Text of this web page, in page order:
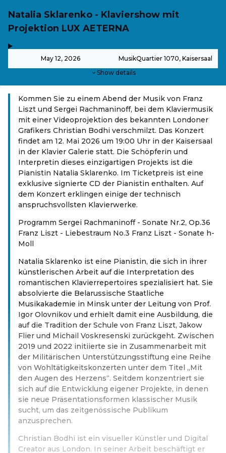
Natalia Sklarenko - Klaviershow mit
Projektion LUX AETERNA
May 12, 2026 MusikQuartier 1070, Kaisersaal
Show details
Kommen Sie zu einem Abend der Musik von Franz
Liszt und Sergei Rachmaninoff, bei dem Klaviermusik
mit einer Videoprojektion des bekannten Londoner
Grafikers Christian Bodhi verschmilzt. Das Konzert
findet am 12. Mai 2026 um 19:00 Uhr in der Kaisersaal
in der Klavier Galerie statt. Die Schöpferin und
Interpretin dieses einzigartigen Projekts ist die
Pianistin Natalia Sklarenko. Im Ticketpreis ist eine
exklusive signierte CD der Pianistin enthalten. Auf
dem Konzert erklingen einige der technisch
anspruchsvollsten Klavierwerke.
Programm Sergei Rachmaninoff - Sonate Nr.2, Op.36
Franz Liszt - Liebestraum No.3 Franz Liszt - Sonate h-
Moll
Natalia Sklarenko ist eine Pianistin, die sich in ihrer
künstlerischen Arbeit auf die Interpretation des
romantischen Klavierrepertoires spezialisiert hat. Sie
absolvierte die Belarussische Staatliche
Musikakademie in Minsk unter der Leitung von Prof.
Igor Olovnikov und erhielt damit eine Ausbildung, die
auf die Tradition der Schule von Franz Liszt, Jakow
Flier und Michail Voskresenski zurückgeht. Zwischen
2019 und 2022 initiierte sie in Zusammenarbeit mit
der Militärischen Unterstützungsstiftung eine Reihe
von Wohltätigkeitskonzerten unter dem Titel „Mit
den Augen des Herzens“. Seitdem konzentriert sie
sich auf die Entwicklung eigener Projekte, in denen
sie neue Präsentationsformen klassischer Musik
sucht, um das zeitgenössische Publikum
anzusprechen.
Christian Bodhi ist ein visueller Künstler und Digital
Creator aus London. In seiner Arbeit beschäftigt er